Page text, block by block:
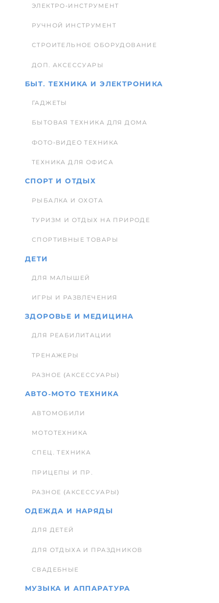
ЭЛЕКТРО-ИНСТРУМЕНТ
РУЧНОЙ ИНСТРУМЕНТ
СТРОИТЕЛЬНОЕ ОБОРУДОВАНИЕ
ДОП. АКСЕССУАРЫ
БЫТ. ТЕХНИКА И ЭЛЕКТРОНИКА
ГАДЖЕТЫ
БЫТОВАЯ ТЕХНИКА ДЛЯ ДОМА
ФОТО-ВИДЕО ТЕХНИКА
ТЕХНИКА ДЛЯ ОФИСА
СПОРТ И ОТДЫХ
РЫБАЛКА И ОХОТА
ТУРИЗМ И ОТДЫХ НА ПРИРОДЕ
СПОРТИВНЫЕ ТОВАРЫ
ДЕТИ
ДЛЯ МАЛЫШЕЙ
ИГРЫ И РАЗВЛЕЧЕНИЯ
ЗДОРОВЬЕ И МЕДИЦИНА
ДЛЯ РЕАБИЛИТАЦИИ
ТРЕНАЖЕРЫ
РАЗНОЕ (АКСЕССУАРЫ)
АВТО-МОТО ТЕХНИКА
АВТОМОБИЛИ
МОТОТЕХНИКА
СПЕЦ. ТЕХНИКА
ПРИЦЕПЫ И ПР.
РАЗНОЕ (АКСЕССУАРЫ)
ОДЕЖДА И НАРЯДЫ
ДЛЯ ДЕТЕЙ
ДЛЯ ОТДЫХА И ПРАЗДНИКОВ
СВАДЕБНЫЕ
МУЗЫКА И АППАРАТУРА